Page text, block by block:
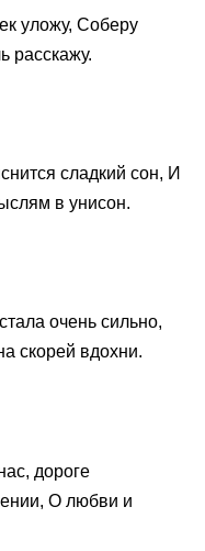
уложу, Соберу
расскажу.
сладкий сон, И
в унисон.
очень сильно,
скорей вдохни.
дороге
О любви и